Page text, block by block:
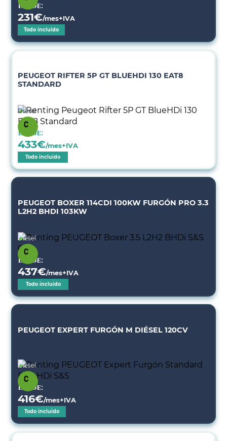
Desde:
231€/mes+IVA
Todo incluido
PEUGEOT RIFTER 5P GT BLUEHDI 130 EAT8
STANDARD
Diésel
Desde:
433€/mes+IVA
Todo incluido
PEUGEOT BOXER 114CDI 100KW FURGÓN PRO 3.3
L2H2 BHDI 103KW
Diésel
Desde:
437€/mes+IVA
Todo incluido
PEUGEOT EXPERT FURGÓN M DIÉSEL 120CV
Diésel
Desde:
416€/mes+IVA
Todo incluido